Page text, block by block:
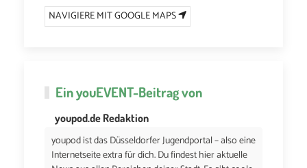
NAVIGIERE MIT GOOGLE MAPS
EinyouEVENT-Beitrag von
youpod.de Redaktion
youpod ist das Düsseldorfer Jugendportal – also eine
Internetseite extra für dich. Du findest hier aktuelle